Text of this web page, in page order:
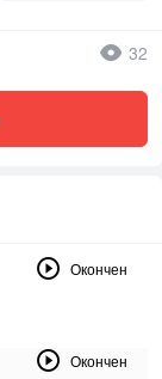
32
Окончен
Окончен